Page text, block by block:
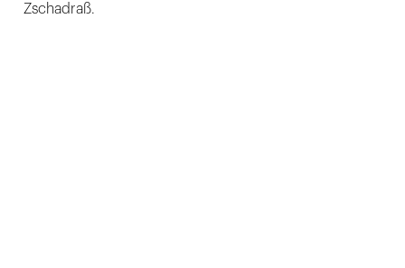
Zschadraß.